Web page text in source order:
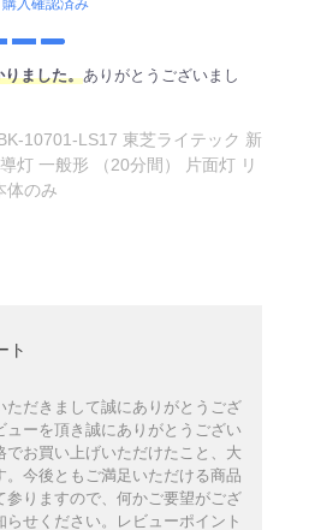
購入確認済み
りました。ありがとうございまし
10701-LS17 東芝ライテック 新
灯 一般形 （20分間） 片面灯 リ
体のみ
ト
ただきまして誠にありがとうござ
ューを頂き誠にありがとうござい
でお買い上げいただけたこと、大
。今後ともご満足いただける商品
参りますので、何かご要望がござ
せください。レビューポイント